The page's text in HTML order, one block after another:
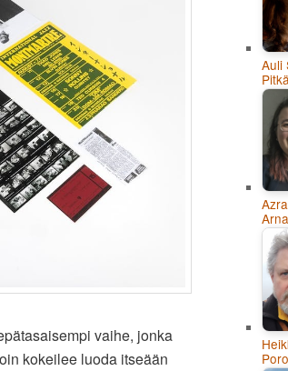
vaihe, jonka
kokeilee luoda itseään
Auli
Azra